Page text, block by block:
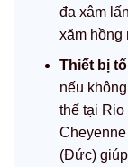
đa xâm
xăm hồng
Thiết bị
nếu
thế tại
(Đức)